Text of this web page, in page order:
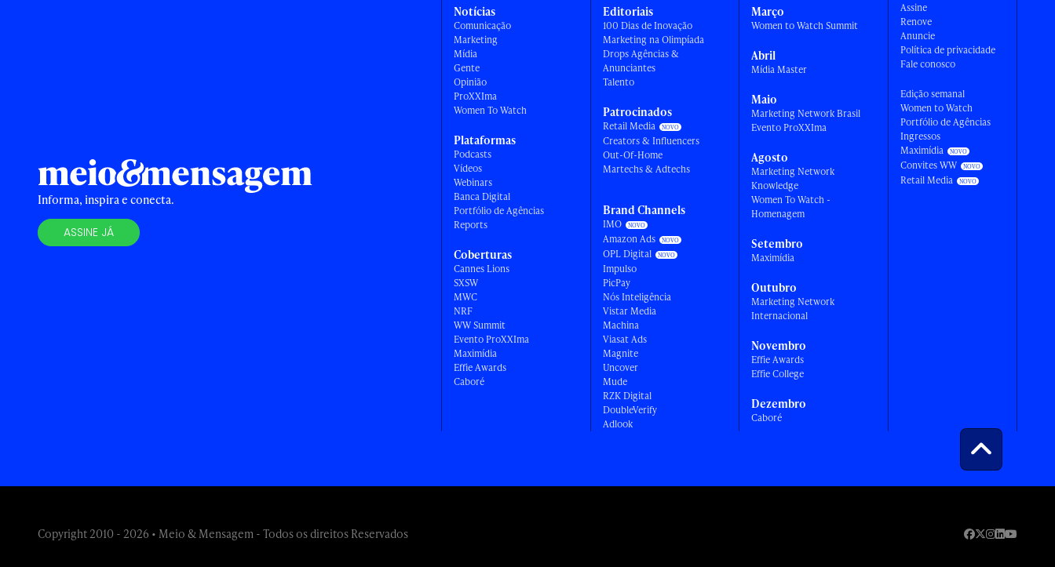
Informa, inspira e conecta.
ASSINE JÁ
Notícias
Comunicação
Marketing
Mídia
Gente
Opinião
ProXXIma
Women To Watch
Plataformas
Podcasts
Vídeos
Webinars
Banca Digital
Portfólio de Agências
Reports
Coberturas
Cannes Lions
SXSW
MWC
NRF
WW Summit
Evento ProXXIma
Maximídia
Effie Awards
Caboré
Editoriais
100 Dias de Inovação
Marketing na Olimpíada
Drops Agências &
Anunciantes
Talento
Patrocinados
Retail Media
Creators & Influencers
Out-Of-Home
Martechs & Adtechs
Brand Channels
IMO
Amazon Ads
OPL Digital
Impulso
PicPay
Nós Inteligência
Vistar Media
Machina
Viasat Ads
Magnite
Uncover
Mude
RZK Digital
DoubleVerify
Adlook
Março
Women to Watch Summit
Abril
Mídia Master
Maio
Marketing Network Brasil
Evento ProXXIma
Agosto
Marketing Network
Knowledge
Women To Watch -
Homenagem
Setembro
Maximídia
Outubro
Marketing Network
Internacional
Novembro
Effie Awards
Effie College
Dezembro
Caboré
Assine
Renove
Anuncie
Política de privacidade
Fale conosco
Edição semanal
Women to Watch
Portfólio de Agências
Ingressos
Maximídia
Convites WW
Retail Media
Copyright 2010 - 2026 • Meio & Mensagem - Todos os direitos Reservados